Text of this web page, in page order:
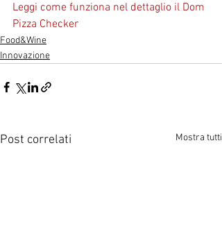
Leggi come funziona nel dettaglio il Dom
Pizza Checker
Food&Wine
Innovazione
Post correlati Mostra tutti